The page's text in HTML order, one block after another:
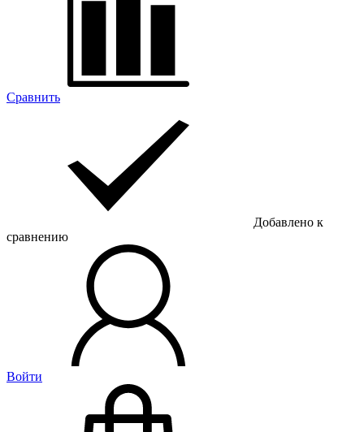
Сравнить
Добавлено к
сравнению
Войти